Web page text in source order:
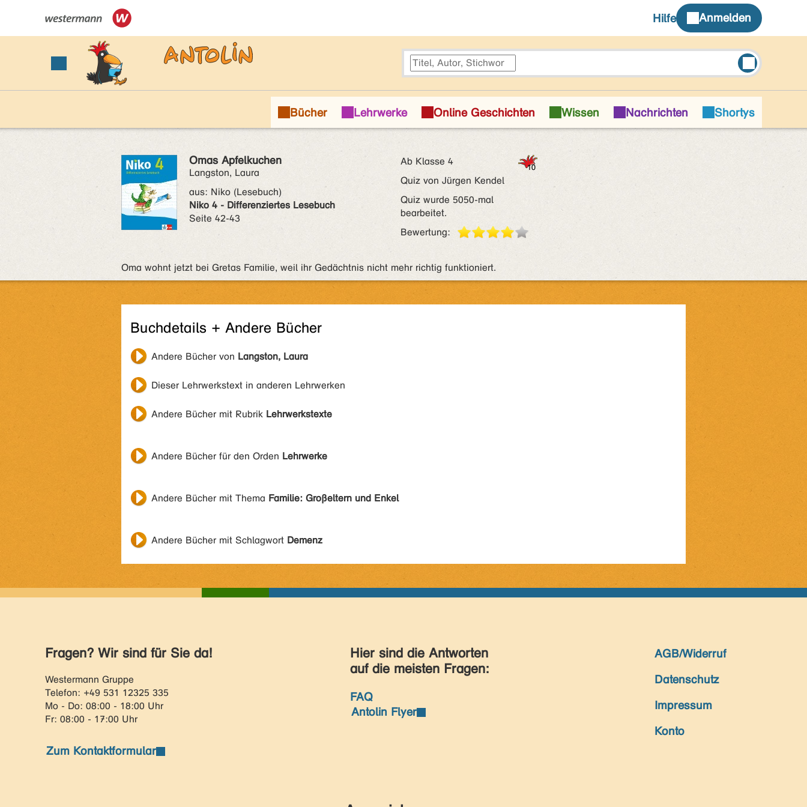
Omas Apfelkuchen
Langston, Laura
aus: Niko (Lesebuch)
Niko 4 - Differenziertes Lesebuch
Seite 42-43
Ab Klasse 4
Quiz von Jürgen Kendel
Quiz wurde 5050-mal
bearbeitet.
Bewertung:
Oma wohnt jetzt bei Gretas Familie, weil ihr Gedächtnis nicht mehr richtig funktioniert.
Buchdetails + Andere Bücher
Andere Bücher von Langston, Laura
Dieser Lehrwerkstext in anderen Lehrwerken
Andere Bücher mit Rubrik Lehrwerkstexte
Andere Bücher für den Orden Lehrwerke
Andere Bücher mit Thema Familie: Großeltern und Enkel
Andere Bücher mit Schlagwort Demenz